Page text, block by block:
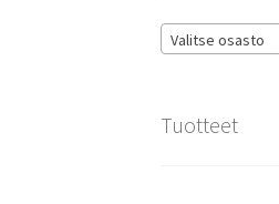
Valitse osasto
Tuotteet